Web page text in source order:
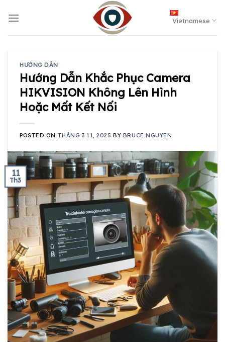
Vietnamese
HƯỚNG DẪN
Hướng Dẫn Khắc Phục Camera
HIKVISION Không Lên Hình
Hoặc Mất Kết Nối
POSTED ON THÁNG 3 11, 2025 BY BRUCE NGUYEN
11
Th3